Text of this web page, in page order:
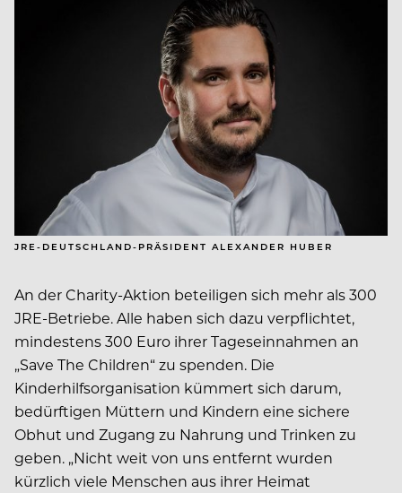
JRE-DEUTSCHLAND-PRÄSIDENT ALEXANDER HUBER
An der Charity-Aktion beteiligen sich mehr als 300
JRE-Betriebe. Alle haben sich dazu verpflichtet,
mindestens 300 Euro ihrer Tageseinnahmen an
„Save The Children“ zu spenden. Die
Kinderhilfsorganisation kümmert sich darum,
bedürftigen Müttern und Kindern eine sichere
Obhut und Zugang zu Nahrung und Trinken zu
geben. „Nicht weit von uns entfernt wurden
kürzlich viele Menschen aus ihrer Heimat